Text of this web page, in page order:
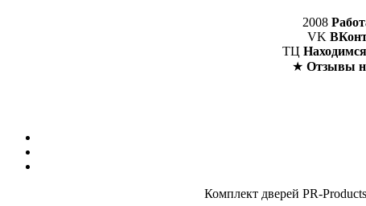
2008
VK
ТЦ
★ Отзывы
Комплект дверей PR-